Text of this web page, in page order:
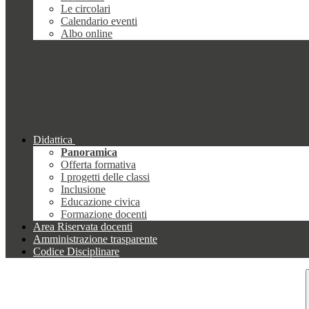
Le circolari
Calendario eventi
Albo online
Didattica
Panoramica
Offerta formativa
I progetti delle classi
Inclusione
Educazione civica
Formazione docenti
Area Riservata docenti
Amministrazione trasparente
Codice Disciplinare